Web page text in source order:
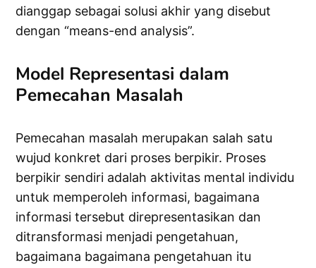
dianggap sebagai solusi akhir yang disebut
dengan “means-end analysis”.
Model Representasi dalam
Pemecahan Masalah
Pemecahan masalah merupakan salah satu
wujud konkret dari proses berpikir. Proses
berpikir sendiri adalah aktivitas mental individu
untuk memperoleh informasi, bagaimana
informasi tersebut direpresentasikan dan
ditransformasi menjadi pengetahuan,
bagaimana bagaimana pengetahuan itu